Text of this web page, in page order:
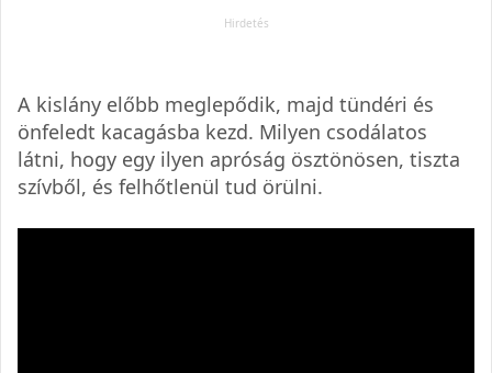
A kislány előbb meglepődik, majd tündéri és
önfeledt kacagásba kezd. Milyen csodálatos
látni, hogy egy ilyen apróság ösztönösen, tiszta
szívből, és felhőtlenül tud örülni.